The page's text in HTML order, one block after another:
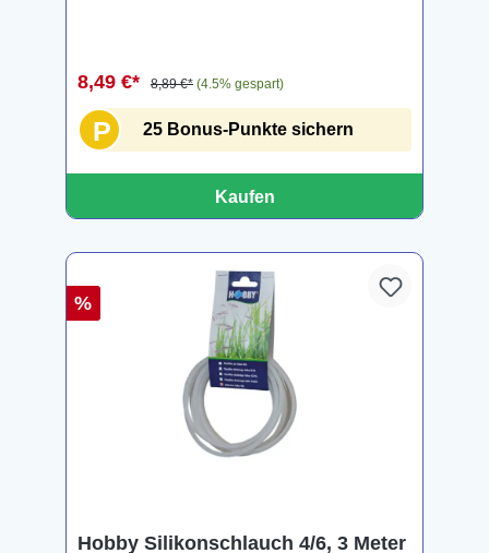
8,49 €* 8,89 €* (4.5% gespart)
P 25 Bonus-Punkte sichern
Kaufen
%
Hobby Silikonschlauch 4/6, 3 Meter